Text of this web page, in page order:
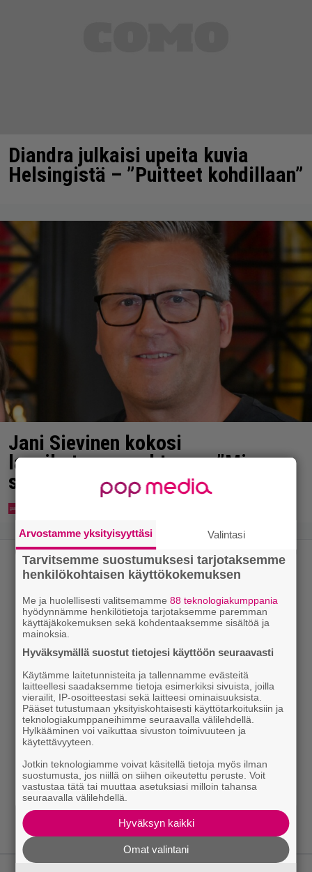
Diandra julkaisi upeita kuvia
Helsingistä – ”Puitteet kohdillaan”
Jani Sievinen kokosi
lapsikatraansa yhteen – ”Minun
suurin perintöni heille”
Arvostamme yksityisyyttäsi Valintasi
Tarvitsemme suostumuksesi tarjotaksemme
henkilökohtaisen käyttökokemuksen
Me ja huolellisesti valitsemamme88 teknologiakumppania
hyödynnämme henkilötietoja tarjotaksemme paremman
käyttäjäkokemuksen sekä kohdentaaksemme sisältöä ja
mainoksia.
Hyväksymällä suostut tietojesi käyttöön seuraavasti
Käytämme laitetunnisteita ja tallennamme evästeitä
laitteellesi saadaksemme tietoja esimerkiksi sivuista, joilla
vierailit, IP-osoitteestasi sekä laitteesi ominaisuuksista.
Pääset tutustumaan yksityiskohtaisesti käyttötarkoituksiin ja
teknologiakumppaneihimme seuraavalla välilehdellä.
Hylkääminen voi vaikuttaa sivuston toimivuuteen ja
käytettävyyteen.
Jotkin teknologiamme voivat käsitellä tietoja myös ilman
suostumusta, jos niillä on siihen oikeutettu peruste. Voit
vastustaa tätä tai muuttaa asetuksiasi milloin tahansa
seuraavalla välilehdellä.
Hyväksyn kaikki
Omat valintani